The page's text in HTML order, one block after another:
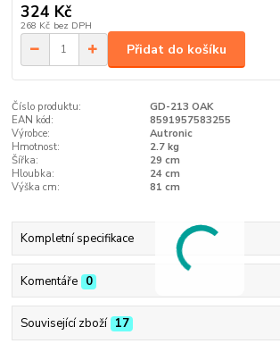
324 Kč
268 Kč bez DPH
Přidat do košíku
Číslo produktu:
GD-213 OAK
EAN kód:
8591957583255
Výrobce:
Autronic
Hmotnost:
2.7 kg
Šířka:
29 cm
Hloubka:
24 cm
Výška cm:
81 cm
Kompletní specifikace
Komentáře 0
Související zboží 17